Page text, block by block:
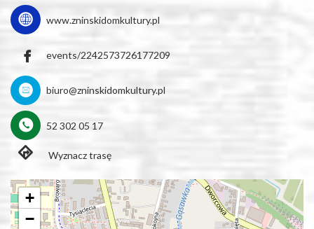
www.zninskidomkultury.pl
events/2242573726177209
biuro@zninskidomkultury.pl
52 302 05 17
Wyznacz trasę
+
−